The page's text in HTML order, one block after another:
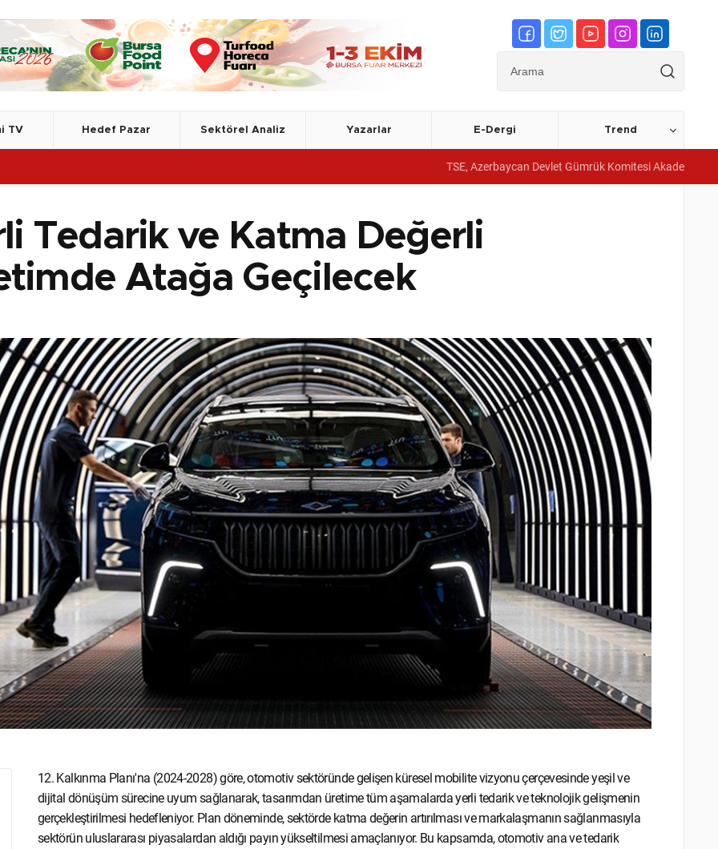
TV Hedef Pazar Sektörel Analiz Yazarlar E-Dergi Trend
TSE, Azerbaycan Devlet Gümrük Komitesi Akademisine yönetim
Tedarik ve Katma Değerli
Atağa Geçilecek
12. Kalkınma Planı'na (2024-2028) göre, otomotiv sektöründe gelişen küresel mobilite vizyonu çerçevesinde yeşil ve
dijital dönüşüm sürecine uyum sağlanarak, tasarımdan üretime tüm aşamalarda yerli tedarik ve teknolojik gelişmenin
gerçekleştirilmesi hedefleniyor. Plan döneminde, sektörde katma değerin artırılması ve markalaşmanın sağlanmasıyla
sektörün uluslararası piyasalardan aldığı payın yükseltilmesi amaçlanıyor. Bu kapsamda, otomotiv ana ve tedarik